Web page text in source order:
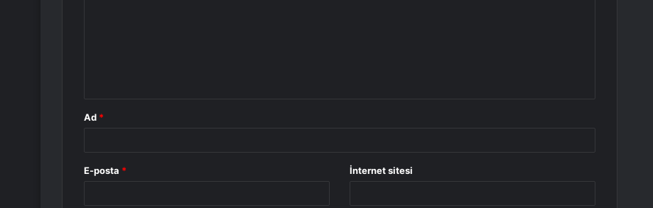
Ad *
E-posta * İnternet sitesi